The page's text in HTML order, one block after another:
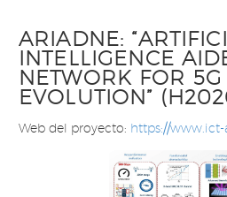
ARIADNE:
INTELLIGENCE
NETWORK FOR
EVOLUTION”
Web del proyecto: https://www.ict-